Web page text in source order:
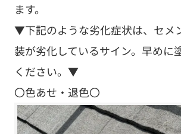
ます。
▼下記のような劣化症状は、セメ
装が劣化しているサイン。早めに
ください。▼
〇色あせ・退色〇